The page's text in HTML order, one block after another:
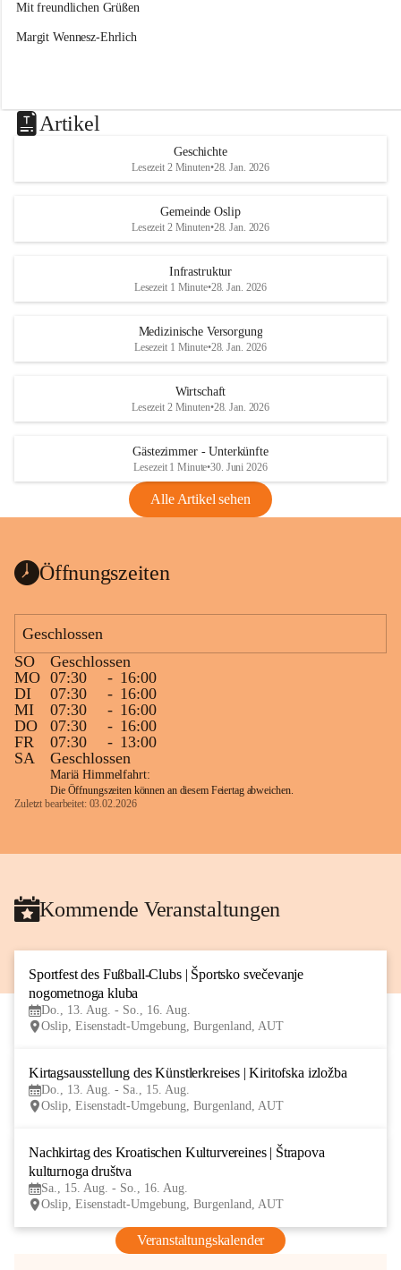
Mit freundlichen Grüßen
Margit Wennesz-Ehrlich
Artikel
Geschichte
Lesezeit 2 Minuten•28. Jan. 2026
Gemeinde Oslip
Lesezeit 2 Minuten•28. Jan. 2026
Infrastruktur
Lesezeit 1 Minute•28. Jan. 2026
Medizinische Versorgung
Lesezeit 1 Minute•28. Jan. 2026
Wirtschaft
Lesezeit 2 Minuten•28. Jan. 2026
Gästezimmer - Unterkünfte
Lesezeit 1 Minute•30. Juni 2026
Alle Artikel sehen
Öffnungszeiten
Geschlossen
SO
Geschlossen
MO 07:30 - 16:00
DI
07:30 - 16:00
MI
07:30 - 16:00
DO
07:30 - 16:00
FR
07:30 - 13:00
SA
Geschlossen
Mariä Himmelfahrt:
Die Öffnungszeiten können an diesem Feiertag abweichen.
Zuletzt bearbeitet: 03.02.2026
Kommende Veranstaltungen
Sportfest des Fußball-Clubs | Športsko svečevanje
nogometnoga kluba
Do., 13. Aug. - So., 16. Aug.
Oslip, Eisenstadt-Umgebung, Burgenland, AUT
Kirtagsausstellung des Künstlerkreises | Kiritofska izložba
Do., 13. Aug. - Sa., 15. Aug.
Oslip, Eisenstadt-Umgebung, Burgenland, AUT
Nachkirtag des Kroatischen Kulturvereines | Štrapova
kulturnoga društva
Sa., 15. Aug. - So., 16. Aug.
Oslip, Eisenstadt-Umgebung, Burgenland, AUT
Veranstaltungskalender